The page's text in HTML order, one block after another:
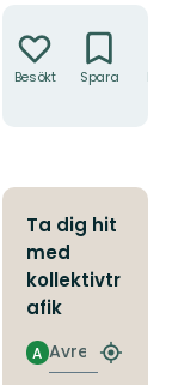
Besökt Spara
Ta dig hit
med
kollektivtr
afik
Avresa
A
Hitta